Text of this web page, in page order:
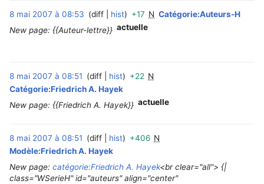
8 mai 2007 à 08:53 diff hist +17 N Catégorie:Auteurs-H
New page: {{Auteur-lettre}} actuelle
8 mai 2007 à 08:51 diff hist +22 N
Catégorie:Friedrich A. Hayek
New page: {{Friedrich A. Hayek}} actuelle
8 mai 2007 à 08:51 diff hist +406 N
Modèle:Friedrich A. Hayek
New page: catégorie:Friedrich A. Hayek<br clear="all"> {|
class="WSerieH" id="auteurs" align="center"